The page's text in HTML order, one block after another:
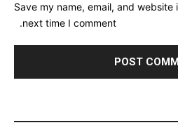
Save my name, email, and
next time I comment.